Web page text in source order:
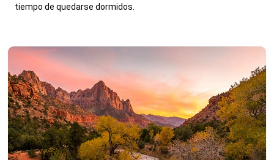
tiempo de quedarse dormidos.